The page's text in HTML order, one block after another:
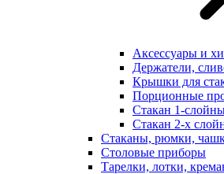
Аксессуары и
Держатели,
Крышки для
Порционные
Стакан 1-
Стакан 2-х
Стаканы, рюмки,
Столовые приборы
Тарелки, лотки,